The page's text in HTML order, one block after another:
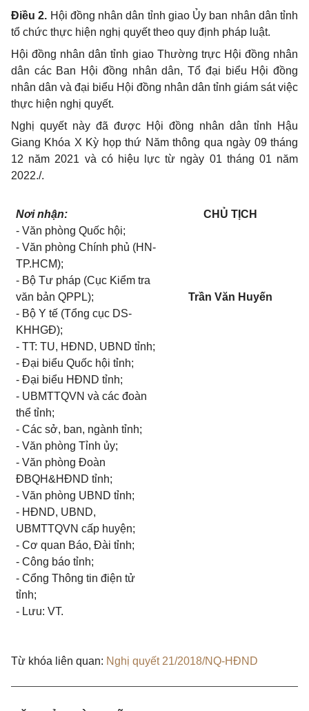
Điều 2. Hội đồng nhân dân tỉnh giao Ủy ban nhân dân tỉnh
tổ chức thực hiện nghị quyết theo quy định pháp luật.
Hội đồng nhân dân tỉnh giao Thường trực Hội đồng nhân
dân các Ban Hội đồng nhân dân, Tổ đại biểu Hội đồng
nhân dân và đại biểu Hội đồng nhân dân tỉnh giám sát việc
thực hiện nghị quyết.
Nghị quyết này đã được Hội đồng nhân dân tỉnh Hậu
Giang Khóa X Kỳ họp thứ Năm thông qua ngày 09 tháng
12 năm 2021 và có hiệu lực từ ngày 01 tháng 01 năm
2022./.
Nơi nhận:
- Văn phòng Quốc hội;
- Văn phòng Chính phủ (HN-
TP.HCM);
- Bộ Tư pháp (Cục Kiểm tra
văn bản QPPL);
- Bộ Y tế (Tổng cục DS-
KHHGĐ);
- TT: TU, HĐND, UBND tỉnh;
- Đại biểu Quốc hội tỉnh;
- Đại biểu HĐND tỉnh;
- UBMTTQVN và các đoàn
thể tỉnh;
- Các sở, ban, ngành tỉnh;
- Văn phòng Tỉnh ủy;
- Văn phòng Đoàn
ĐBQH&HĐND tỉnh;
- Văn phòng UBND tỉnh;
- HĐND, UBND,
UBMTTQVN cấp huyện;
- Cơ quan Báo, Đài tỉnh;
- Công báo tỉnh;
- Cổng Thông tin điện tử
tỉnh;
- Lưu: VT.
CHỦ TỊCH
Trần Văn Huyến
Từ khóa liên quan: Nghị quyết 21/2018/NQ-HĐND